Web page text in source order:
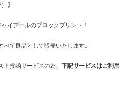
】
イプールのブロックプリント！
て良品として販売いたします。
ト投函サービスの為、下記サービスはご利用